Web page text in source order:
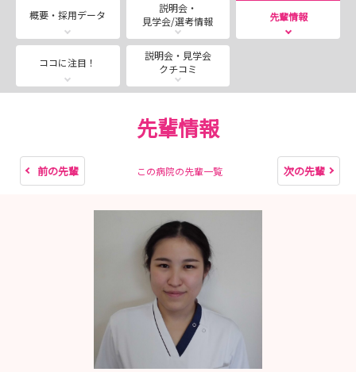
概要・採用データ
説明会・
見学会/選考情報
先輩情報
ココに注目！
説明会・見学会
クチコミ
先輩情報
前の先輩 この病院の先輩一覧 次の先輩